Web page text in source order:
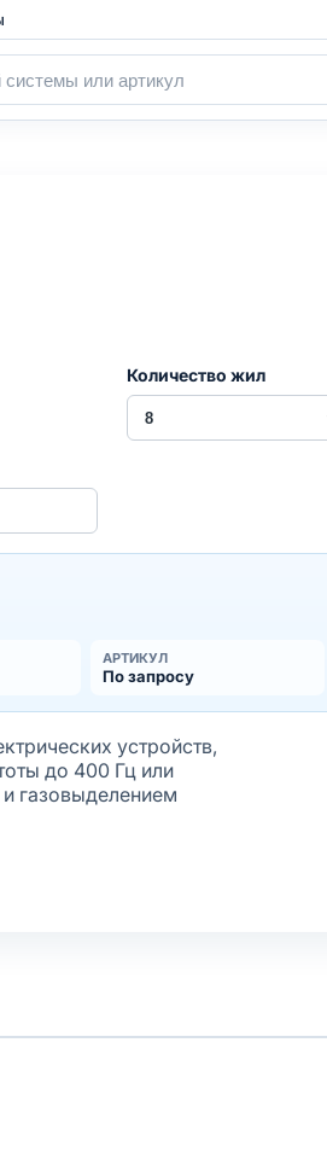
Количество жил
АРТИКУЛ
По запросу
устройств,
до 400 Гц или
газовыделением